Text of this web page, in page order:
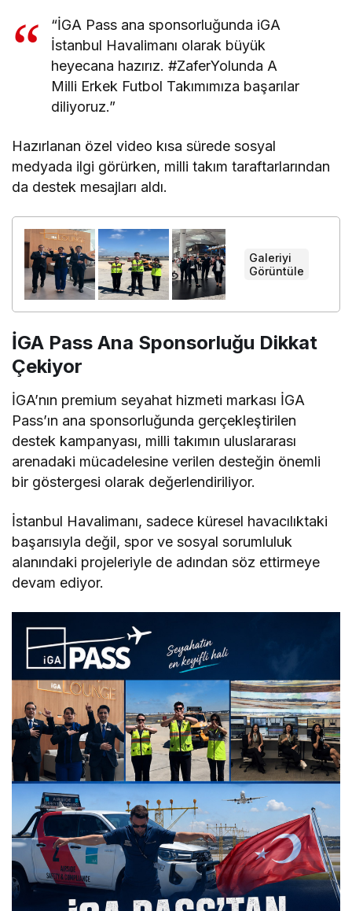
“İGA Pass ana sponsorluğunda iGA
İstanbul Havalimanı olarak büyük
heyecana hazırız. #ZaferYolunda A
Milli Erkek Futbol Takımımıza başarılar
diliyoruz.”
Hazırlanan özel video kısa sürede sosyal
medyada ilgi görürken, milli takım taraftarlarından
da destek mesajları aldı.
Galeriyi
Görüntüle
İGA Pass Ana Sponsorluğu Dikkat
Çekiyor
İGA’nın premium seyahat hizmeti markası İGA
Pass’ın ana sponsorluğunda gerçekleştirilen
destek kampanyası, milli takımın uluslararası
arenadaki mücadelesine verilen desteğin önemli
bir göstergesi olarak değerlendiriliyor.
İstanbul Havalimanı, sadece küresel havacılıktaki
başarısıyla değil, spor ve sosyal sorumluluk
alanındaki projeleriyle de adından söz ettirmeye
devam ediyor.